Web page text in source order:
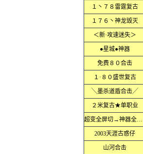
１丶７８雷霆复古
１７６丶神龙毁灭
＜新·攻速迷失＞
●星城●神器
免费８０合击
１·８０盛世复古
╲墨杀道盾合击╱
２米复古★单职业
超变全屏切→神器全屏乱炸
2003天涯古惑仔
山河合击